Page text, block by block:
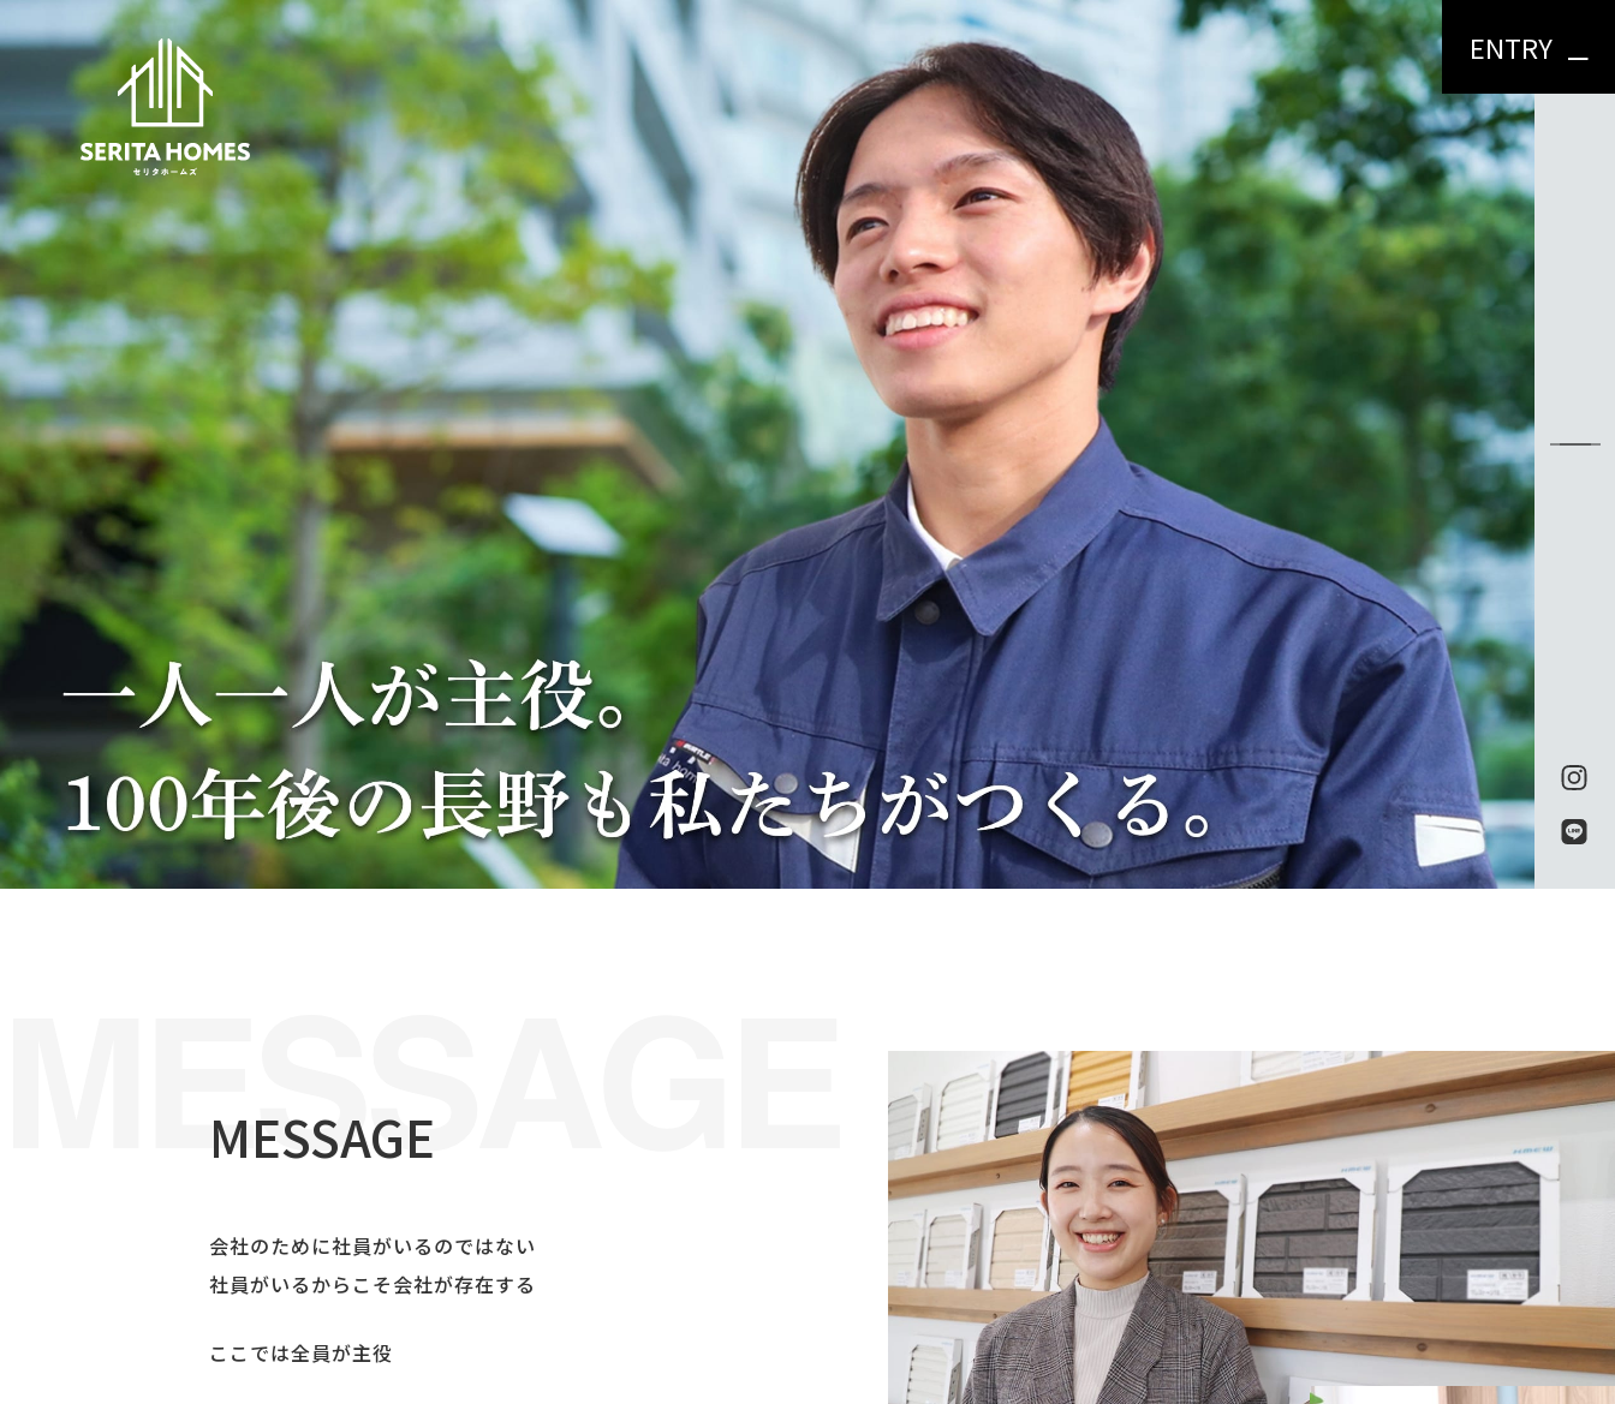
ENTRY
MESSAGE
会社のために社員がいるのではない
社員がいるからこそ会社が存在する
ここでは全員が主役